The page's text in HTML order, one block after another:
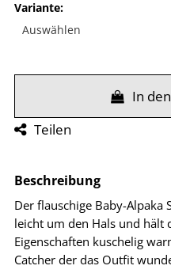
Variante:
In
Teilen
Beschreibung
Der flauschige Baby-Alpaka
leicht um den Hals und
Eigenschaften kuschelig
Catcher der das Outfit